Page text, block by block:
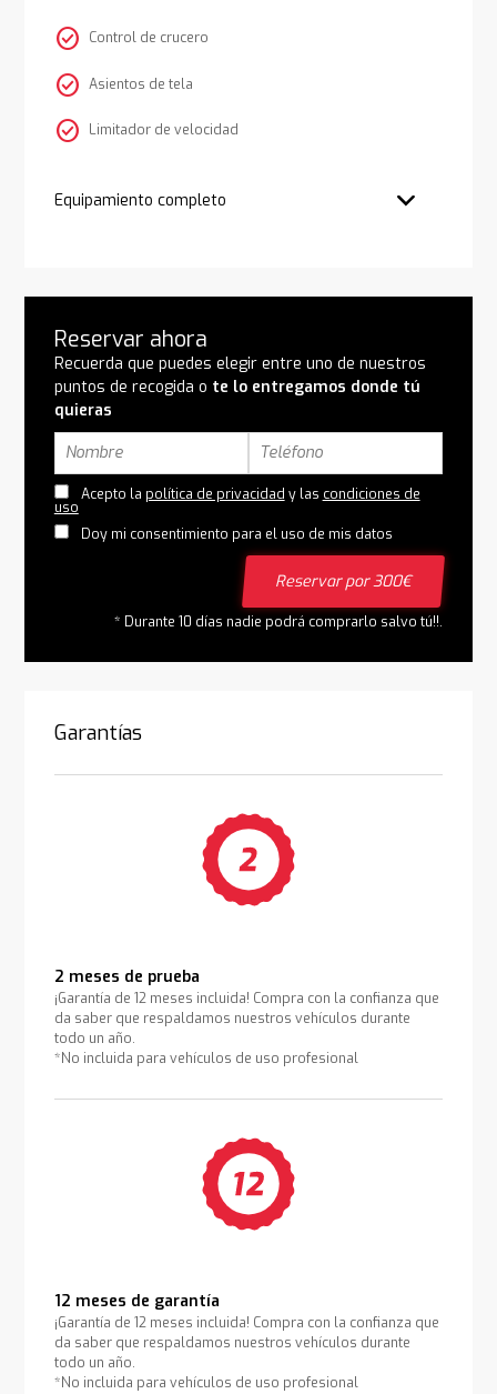
check_circle Control de crucero
check_circle Asientos de tela
check_circle Limitador de velocidad
Equipamiento completo
Reservar ahora
Recuerda que puedes elegir entre uno de nuestros
puntos de recogida o te lo entregamos donde tú
quieras
Acepto la política de privacidad y las condiciones de
uso
Doy mi consentimiento para el uso de mis datos
Reservar por 300€
* Durante 10 días nadie podrá comprarlo salvo tú!!.
Garantías
2 meses de prueba
¡Garantía de 12 meses incluida! Compra con la confianza que
da saber que respaldamos nuestros vehículos durante
todo un año.
*No incluida para vehículos de uso profesional
12 meses de garantía
¡Garantía de 12 meses incluida! Compra con la confianza que
da saber que respaldamos nuestros vehículos durante
todo un año.
*No incluida para vehículos de uso profesional